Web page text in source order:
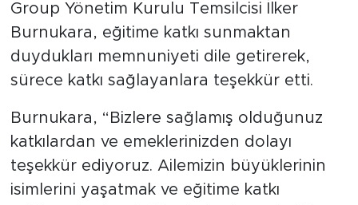
Group Yönetim Kurulu Temsilcisi İlker
Burnukara, eğitime katkı sunmaktan
duydukları memnuniyeti dile getirerek,
sürece katkı sağlayanlara teşekkür etti.
Burnukara, “Bizlere sağlamış olduğunuz
katkılardan ve emeklerinizden dolayı
teşekkür ediyoruz. Ailemizin büyüklerinin
isimlerini yaşatmak ve eğitime katkı